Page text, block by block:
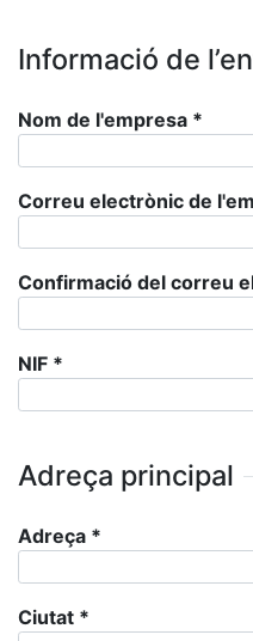
Informació de
Nom de l'empresa *
Correu electrònic de
Confirmació del correu
NIF *
Adreça principal
Adreça *
Ciutat *